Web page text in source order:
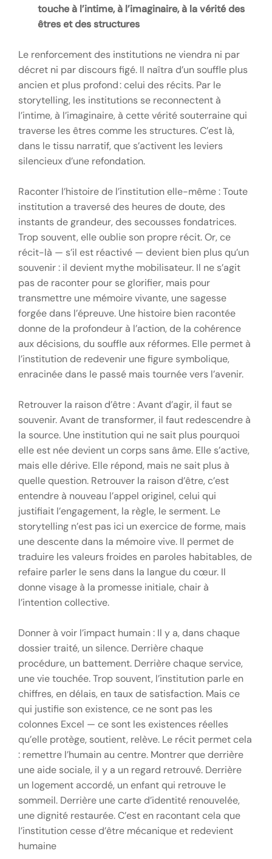
touche à l’intime, à l’imaginaire, à la vérité des
êtres et des structures
Le renforcement des institutions ne viendra ni par
décret ni par discours figé. Il naîtra d’un souffle plus
ancien et plus profond : celui des récits. Par le
storytelling, les institutions se reconnectent à
l’intime, à l’imaginaire, à cette vérité souterraine qui
traverse les êtres comme les structures. C’est là,
dans le tissu narratif, que s’activent les leviers
silencieux d’une refondation.
Raconter l’histoire de l’institution elle-même : Toute
institution a traversé des heures de doute, des
instants de grandeur, des secousses fondatrices.
Trop souvent, elle oublie son propre récit. Or, ce
récit-là — s’il est réactivé — devient bien plus qu’un
souvenir : il devient mythe mobilisateur. Il ne s’agit
pas de raconter pour se glorifier, mais pour
transmettre une mémoire vivante, une sagesse
forgée dans l’épreuve. Une histoire bien racontée
donne de la profondeur à l’action, de la cohérence
aux décisions, du souffle aux réformes. Elle permet à
l’institution de redevenir une figure symbolique,
enracinée dans le passé mais tournée vers l’avenir.
Retrouver la raison d’être : Avant d’agir, il faut se
souvenir. Avant de transformer, il faut redescendre à
la source. Une institution qui ne sait plus pourquoi
elle est née devient un corps sans âme. Elle s’active,
mais elle dérive. Elle répond, mais ne sait plus à
quelle question. Retrouver la raison d’être, c’est
entendre à nouveau l’appel originel, celui qui
justifiait l’engagement, la règle, le serment. Le
storytelling n’est pas ici un exercice de forme, mais
une descente dans la mémoire vive. Il permet de
traduire les valeurs froides en paroles habitables, de
refaire parler le sens dans la langue du cœur. Il
donne visage à la promesse initiale, chair à
l’intention collective.
Donner à voir l’impact humain : Il y a, dans chaque
dossier traité, un silence. Derrière chaque
procédure, un battement. Derrière chaque service,
une vie touchée. Trop souvent, l’institution parle en
chiffres, en délais, en taux de satisfaction. Mais ce
qui justifie son existence, ce ne sont pas les
colonnes Excel — ce sont les existences réelles
qu’elle protège, soutient, relève. Le récit permet cela
: remettre l’humain au centre. Montrer que derrière
une aide sociale, il y a un regard retrouvé. Derrière
un logement accordé, un enfant qui retrouve le
sommeil. Derrière une carte d’identité renouvelée,
une dignité restaurée. C’est en racontant cela que
l’institution cesse d’être mécanique et redevient
humaine